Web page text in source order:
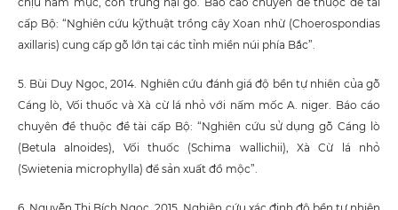
cấp Bộ: “Nghiên cứu kỹthuật trồng cây Xoan nhừ (Choerospondias
axillaris) cung cấp gỗ lớn tại các tỉnh miền núi phía Bắc”.
5. Bùi Duy Ngọc, 2014. Nghiên cứu đánh giá độ bền tự nhiên của gỗ
Cáng lò, Vối thuốc và Xà cừ lá nhỏ với nấm mốc A. niger. Báo cáo
chuyên đề thuộc đề tài cấp Bộ: “Nghiên cứu sử dụng gỗ Cáng lò
(Betula alnoides), Vối thuốc (Schima wallichii), Xà Cừ lá nhỏ
(Swietenia microphylla) để sản xuất đồ mộc”.